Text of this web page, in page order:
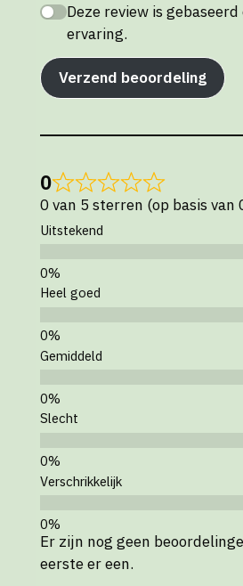
Deze review is
ervaring.
Verzend beoordeling
0
0 van 5 sterren (op basis van
Uitstekend
Heel goed
Gemiddeld
Slecht
Verschrikkelijk
Er zijn nog geen
eerste er een.